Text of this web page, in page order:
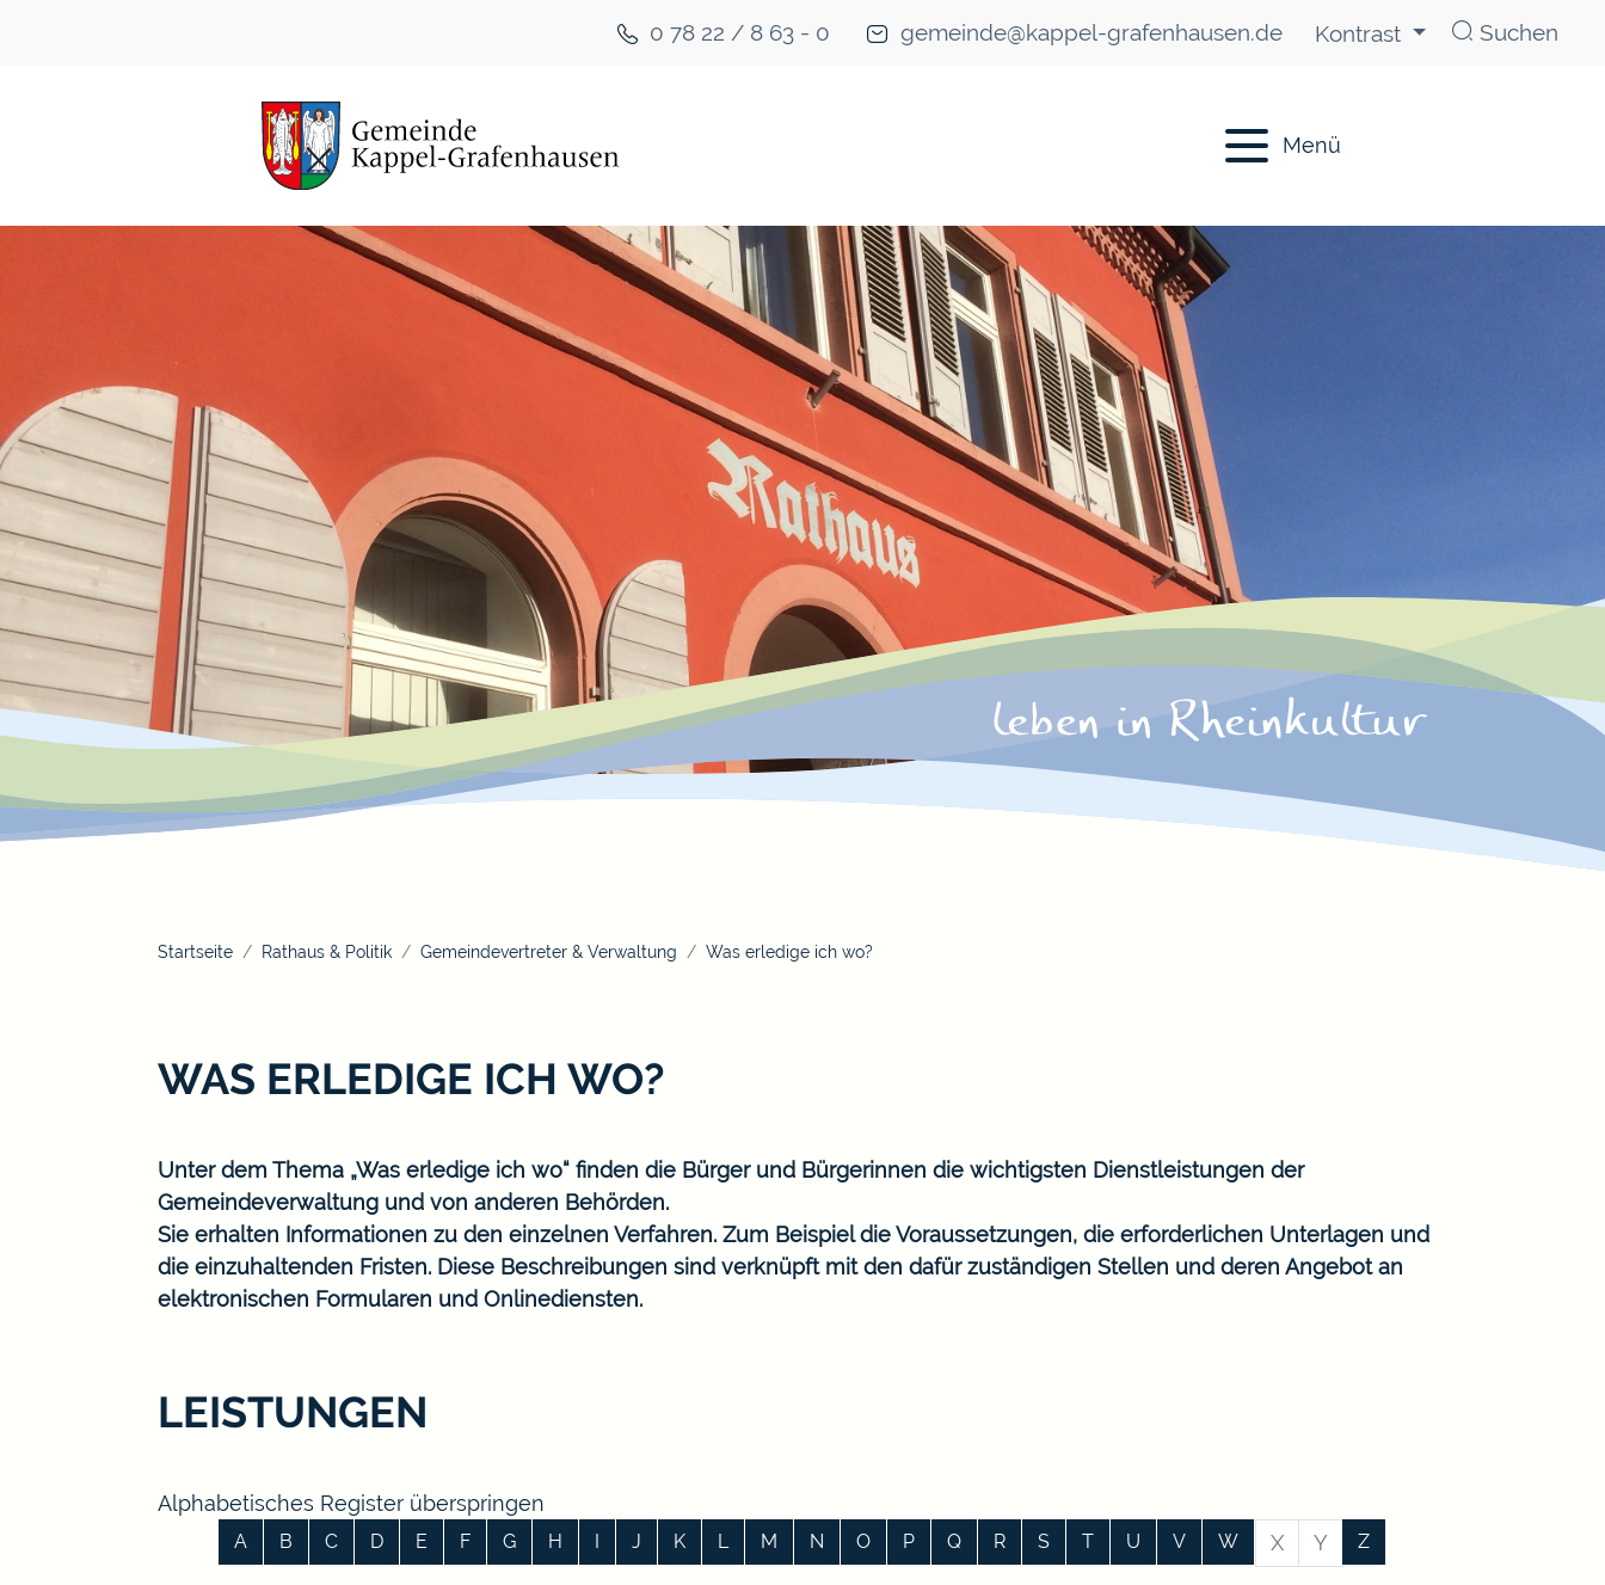
0 78 22 / 8 63 - 0 gemeinde@kappel-grafenhausen.de Kontrast Suchen
Menü
Startseite Rathaus & Politik Gemeindevertreter & Verwaltung Was erledige ich wo?
WAS ERLEDIGE ICH WO?
Unter dem Thema „Was erledige ich wo“ finden die Bürger und Bürgerinnen die wichtigsten Dienstleistungen der
Gemeindeverwaltung und von anderen Behörden.
Sie erhalten Informationen zu den einzelnen Verfahren. Zum Beispiel die Voraussetzungen, die erforderlichen Unterlagen und
die einzuhaltenden Fristen. Diese Beschreibungen sind verknüpft mit den dafür zuständigen Stellen und deren Angebot an
elektronischen Formularen und Onlinediensten.
LEISTUNGEN
Alphabetisches Register überspringen
A B C D E F G H I J K L M N O P Q R S T U V W X Y Z